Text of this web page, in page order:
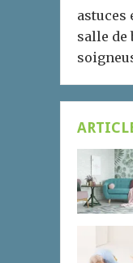
astuces
salle de